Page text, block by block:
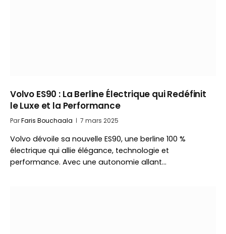
Volvo ES90 : La Berline Électrique qui Redéfinit
le Luxe et la Performance
ParFaris Bouchaala 7 mars 2025
Volvo dévoile sa nouvelle ES90, une berline 100 %
électrique qui allie élégance, technologie et
performance. Avec une autonomie allant…